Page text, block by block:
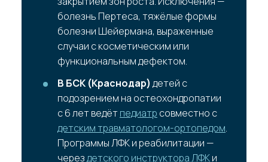
болезнь Пертеса, тяжёлые формы
болезни Шейермана, выраженные
случаи с косметическим или
функциональным дефектом.
В БСК (Краснодар) детей с
подозрением на остеохондропатии
с 6 лет ведётпедиатр совместно с
детским травматологом-ортопедом.
Программы ЛФК и реабилитации —
черездетского инструктора ЛФКи